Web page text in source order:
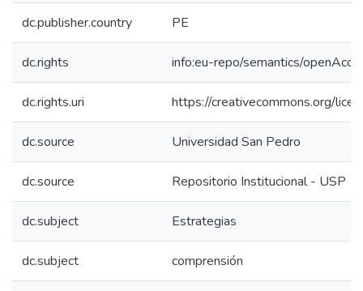
dc.publisher.country PE
dc.rights info:eu-repo/semantics/
dc.rights.uri https://creativecommons.org/
dc.source Universidad San Pedro
dc.source Repositorio Institucional - USP
dc.subject Estrategias
dc.subject comprensión